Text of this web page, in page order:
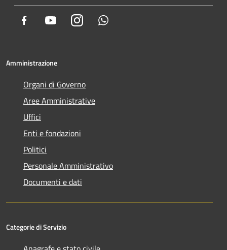
Facebook YoutubeInstagram
Amministrazione
Organi di Governo
Aree Amministrative
Uffici
Enti e fondazioni
Politici
Personale Amministrativo
Documenti e dati
Categorie di Servizio